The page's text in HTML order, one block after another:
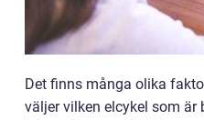
Det finns många olika
väljer vilken elcykel som